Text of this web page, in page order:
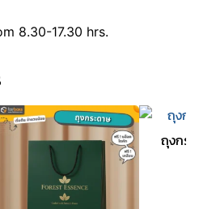
8.30-17.30 hrs.
ถุงกร